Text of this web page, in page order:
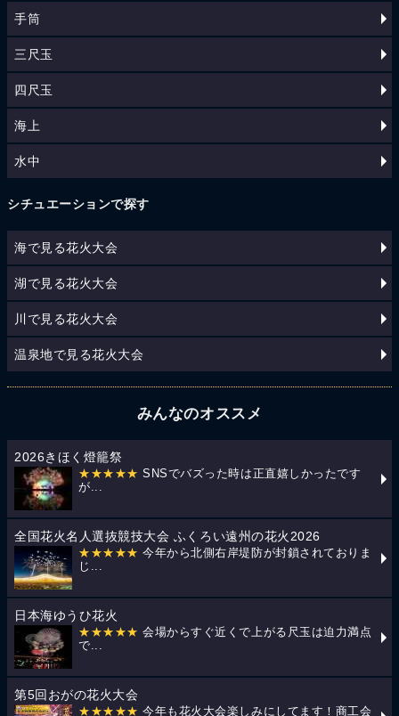
手筒
三尺玉
四尺玉
海上
水中
シチュエーションで探す
海で見る花火大会
湖で見る花火大会
川で見る花火大会
温泉地で見る花火大会
みんなのオススメ
2026きほく燈籠祭
★★★★★ SNSでバズった時は正直嬉しかったです
が...
全国花火名人選抜競技大会 ふくろい遠州の花火2026
★★★★★ 今年から北側右岸堤防が封鎖されておりま
じ...
日本海ゆうひ花火
★★★★★ 会場からすぐ近くで上がる尺玉は迫力満点
で...
第5回おがの花火大会
★★★★★ 今年も花火大会楽しみにしてます！商工会